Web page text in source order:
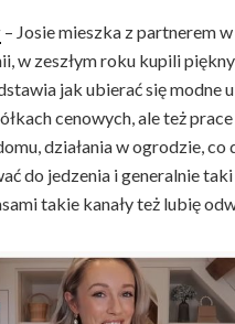
– Josie mieszka z partnerem
w zeszłym roku kupili
jak ubierać się modne
cenowych, ale też prace
działania w ogrodzie, co
do jedzenia i generalnie
takie kanały też lubię